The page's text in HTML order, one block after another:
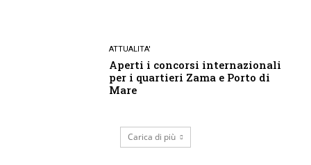
ATTUALITA'
Aperti i concorsi internazionali
per i quartieri Zama e Porto di
Mare
Carica di più